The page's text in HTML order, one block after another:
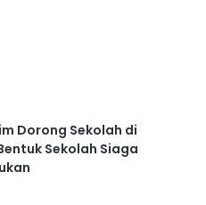
Dorong Sekolah di
Sekolah Siaga